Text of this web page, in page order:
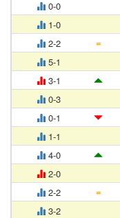
0-0
1-0
2-2
=
5-1
3-1
0-3
0-1
1-1
4-0
2-0
2-2
=
3-2